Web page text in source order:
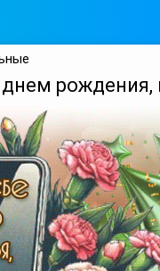
рождения,